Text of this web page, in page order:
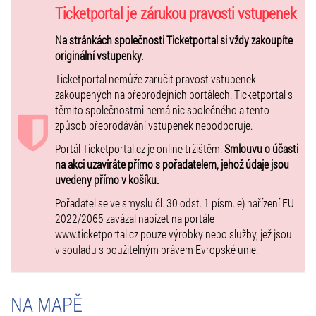
Sobota 22. srpna 2026:
16:00 Ukrajina – Řecko
19:00 Rakousko –ČESKO
Neděle 23. srpna 2026:
16:00 Řecko – Bulharsko
ČESKO– Srbsko
Pondělí 24. srpna 2026:
16:00 Ukrajina – Rakousko
19:00 Srbsko – Bulharsko
Úterý 25. srpna 2026:
16:00 Řecko – Rakousko
ČESKO– Ukrajina
Středa 26. srpna 2026:
19:00 Srbsko – Řecko
Ticketportal je zárukou pravosti vstupenek
Na stránkách společnosti Ticketportal si vždy zakoupíte
originální vstupenky.
Ticketportal nemůže zaručit pravost vstupenek
zakoupených na přeprodejních portálech. Ticketportal s
těmito společnostmi nemá nic společného a tento
způsob přeprodávání vstupenek nepodporuje.
Portál Ticketportal.cz je online tržištěm.Smlouvu o účasti
na akci uzavíráte přímo s pořadatelem, jehož údaje jsou
uvedeny přímo v košíku.
Pořadatel se ve smyslu čl. 30 odst. 1 písm. e) nařízení EU
2022/2065 zavázal nabízet na portále
www.ticketportal.cz pouze výrobky nebo služby, jež jsou
v souladu s použitelným právem Evropské unie.
NA MAPĚ